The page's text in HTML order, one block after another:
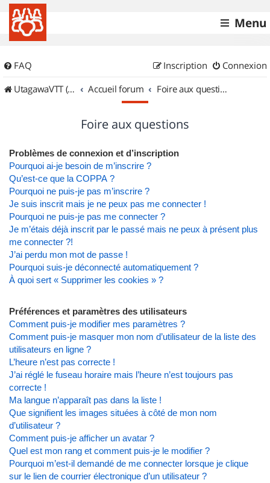
Menu
FAQ Connexion
Inscription
UtagawaVTT (Randos VTT et VTTAE avec traces GPS)
Accueil forum Foire aux questions
Foire aux questions
Problèmes de connexion et d’inscription
Pourquoi ai-je besoin de m’inscrire ?
Qu’est-ce que la COPPA ?
Pourquoi ne puis-je pas m’inscrire ?
Je suis inscrit mais je ne peux pas me connecter !
Pourquoi ne puis-je pas me connecter ?
Je m’étais déjà inscrit par le passé mais ne peux à présent plus
me connecter ?!
J’ai perdu mon mot de passe !
Pourquoi suis-je déconnecté automatiquement ?
À quoi sert « Supprimer les cookies » ?
Préférences et paramètres des utilisateurs
Comment puis-je modifier mes paramètres ?
Comment puis-je masquer mon nom d’utilisateur de la liste des
utilisateurs en ligne ?
L’heure n’est pas correcte !
J’ai réglé le fuseau horaire mais l’heure n’est toujours pas
correcte !
Ma langue n’apparaît pas dans la liste !
Que signifient les images situées à côté de mon nom
d’utilisateur ?
Comment puis-je afficher un avatar ?
Quel est mon rang et comment puis-je le modifier ?
Pourquoi m’est-il demandé de me connecter lorsque je clique
sur le lien de courrier électronique d’un utilisateur ?